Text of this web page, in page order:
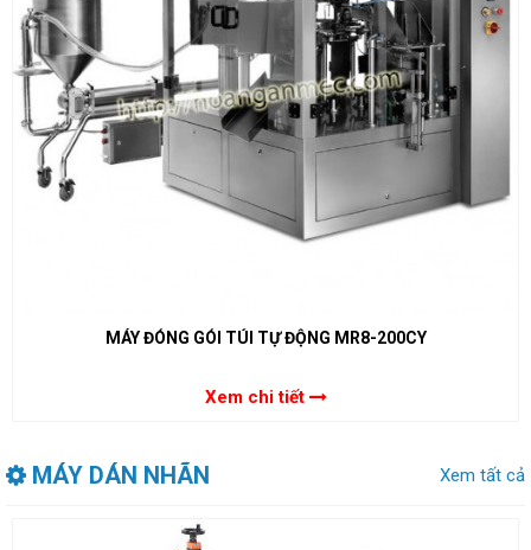
MÁY ĐÓNG GÓI TÚI TỰ ĐỘNG MR8-200CY
Xem chi tiết
MÁY DÁN NHÃN Xem tất cả